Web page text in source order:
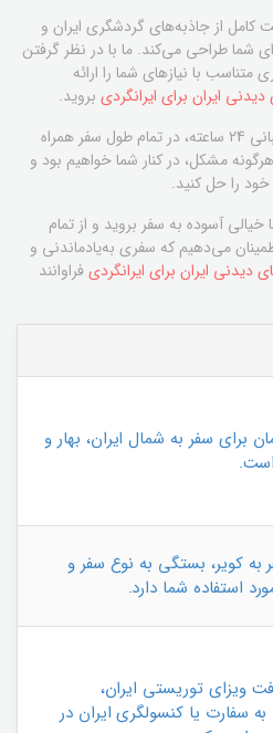
از جاذبه‌های گردشگری ایران و
شما طراحی می‌کند. ما با در نظر گرفتن
با نیازهای شما را ارائه
ایران برای ایرانگردی بروید.
آسمان سپید، با ارائه خدمات پشتیبانی 24 ساعته، در تمام طول سفر همراه
مشکل، در کنار شما خواهیم بود و
را حل کنید.
خیالی آسوده به سفر بروید و از تمام
می‌دهیم که سفری به‌یادماندنی و
دیدنی ایران برای ایرانگردی فراوانند
برای سفر به شمال ایران، بهار و
به کویر، بستگی به نوع سفر و
استفاده شما دارد.
ویزای توریستی ایران،
به سفارت یا کنسولگری ایران در